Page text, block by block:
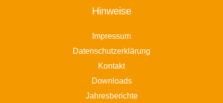
Hinweise
Impressum
Datenschutzerklärung
Kontakt
Downloads
Jahresberichte